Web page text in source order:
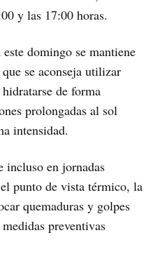
y las 17:00 horas.
domingo se mantiene
se aconseja utilizar
de forma
prolongadas al sol
intensidad.
incluso en jornadas
el punto de vista térmico, la
quemaduras y golpes
preventivas